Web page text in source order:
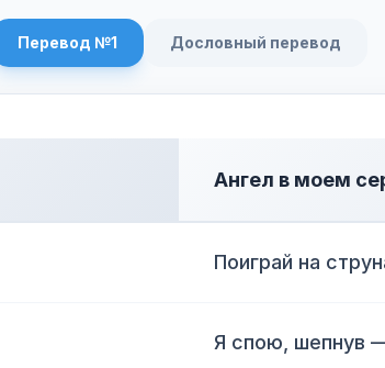
Перевод №1 Дословный перевод
Ангел в моем
Поиграй на
Я спою, шепнув